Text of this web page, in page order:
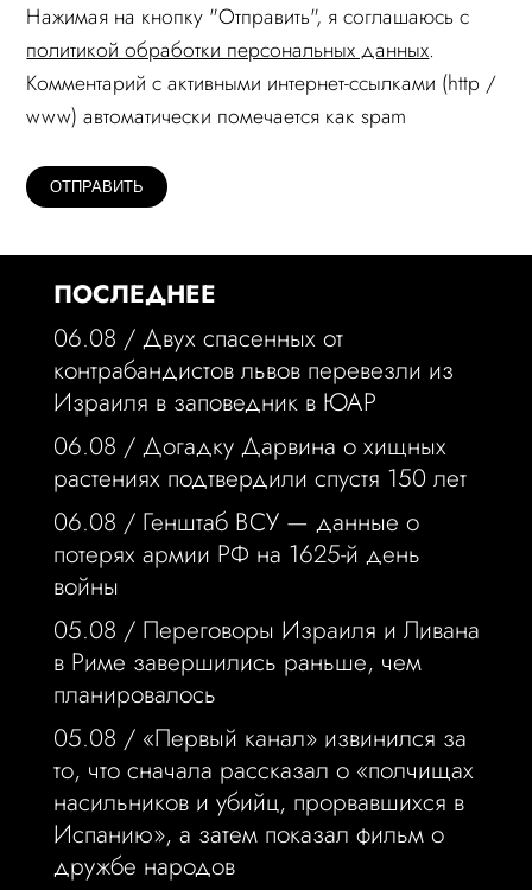
Нажимая на кнопку "Отправить", я соглашаюсь c
политикой обработки персональных данных.
Комментарий c активными интернет-ссылками (http /
www) автоматически помечается как spam
ПОСЛЕДНЕЕ
06.08 / Двух спасенных от
контрабандистов львов перевезли из
Израиля в заповедник в ЮАР
06.08 / Догадку Дарвина о хищных
растениях подтвердили спустя 150 лет
06.08 / Генштаб ВСУ — данные о
потерях армии РФ на 1625-й день
войны
05.08 / Переговоры Израиля и Ливана
в Риме завершились раньше, чем
планировалось
05.08 / «Первый канал» извинился за
то, что сначала рассказал о «полчищах
насильников и убийц, прорвавшихся в
Испанию», а затем показал фильм о
дружбе народов